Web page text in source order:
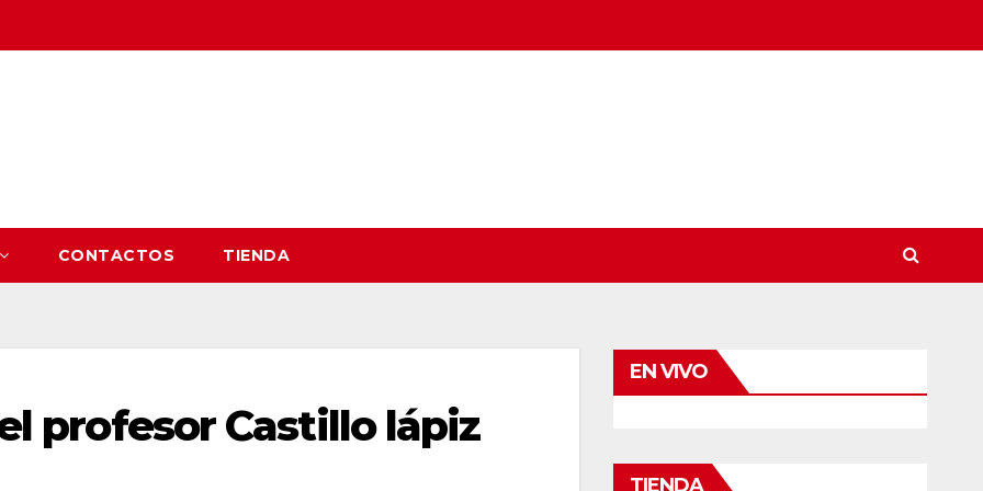
CONTACTOS TIENDA
profesor Castillo lápiz
EN VIVO
TIENDA